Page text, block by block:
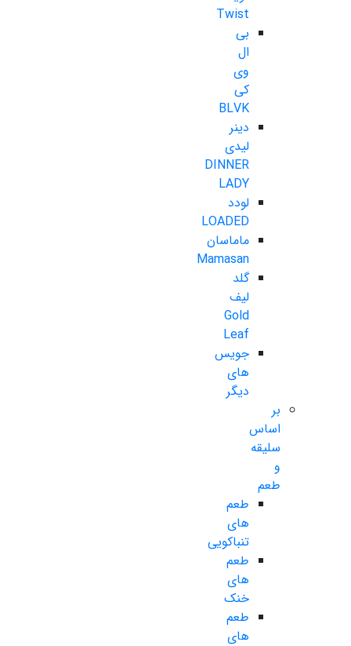
Twist
بی
ال
وی
کی
BLVK
دینر
لیدی
DINNER
LADY
لودد
LOADED
ماماسان
Mamasan
گلد
لیف
Gold
Leaf
جویس
های
دیگر
بر
اساس
سلیقه
و
طعم
طعم
های
تنباکویی
طعم
های
خنک
طعم
های